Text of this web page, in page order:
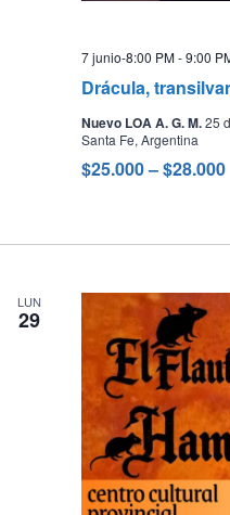
Drácula,
7 junio-8:00 PM-9:00
Nuevo LOA A. G. M.25
Santa Fe, Argentina
$25.000 – $28.000
LUN
29